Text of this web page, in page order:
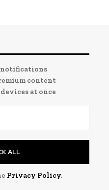
notifications
content
at once
ALL
Privacy Policy.